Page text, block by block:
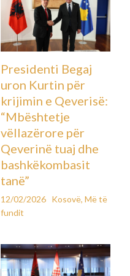
Presidenti Begaj
uron Kurtin për
krijimin e Qeverisë:
“Mbështetje
vëllazërore për
Qeverinë tuaj dhe
bashkëkombasit
tanë”
12/02/2026 Kosovë, Më të
fundit